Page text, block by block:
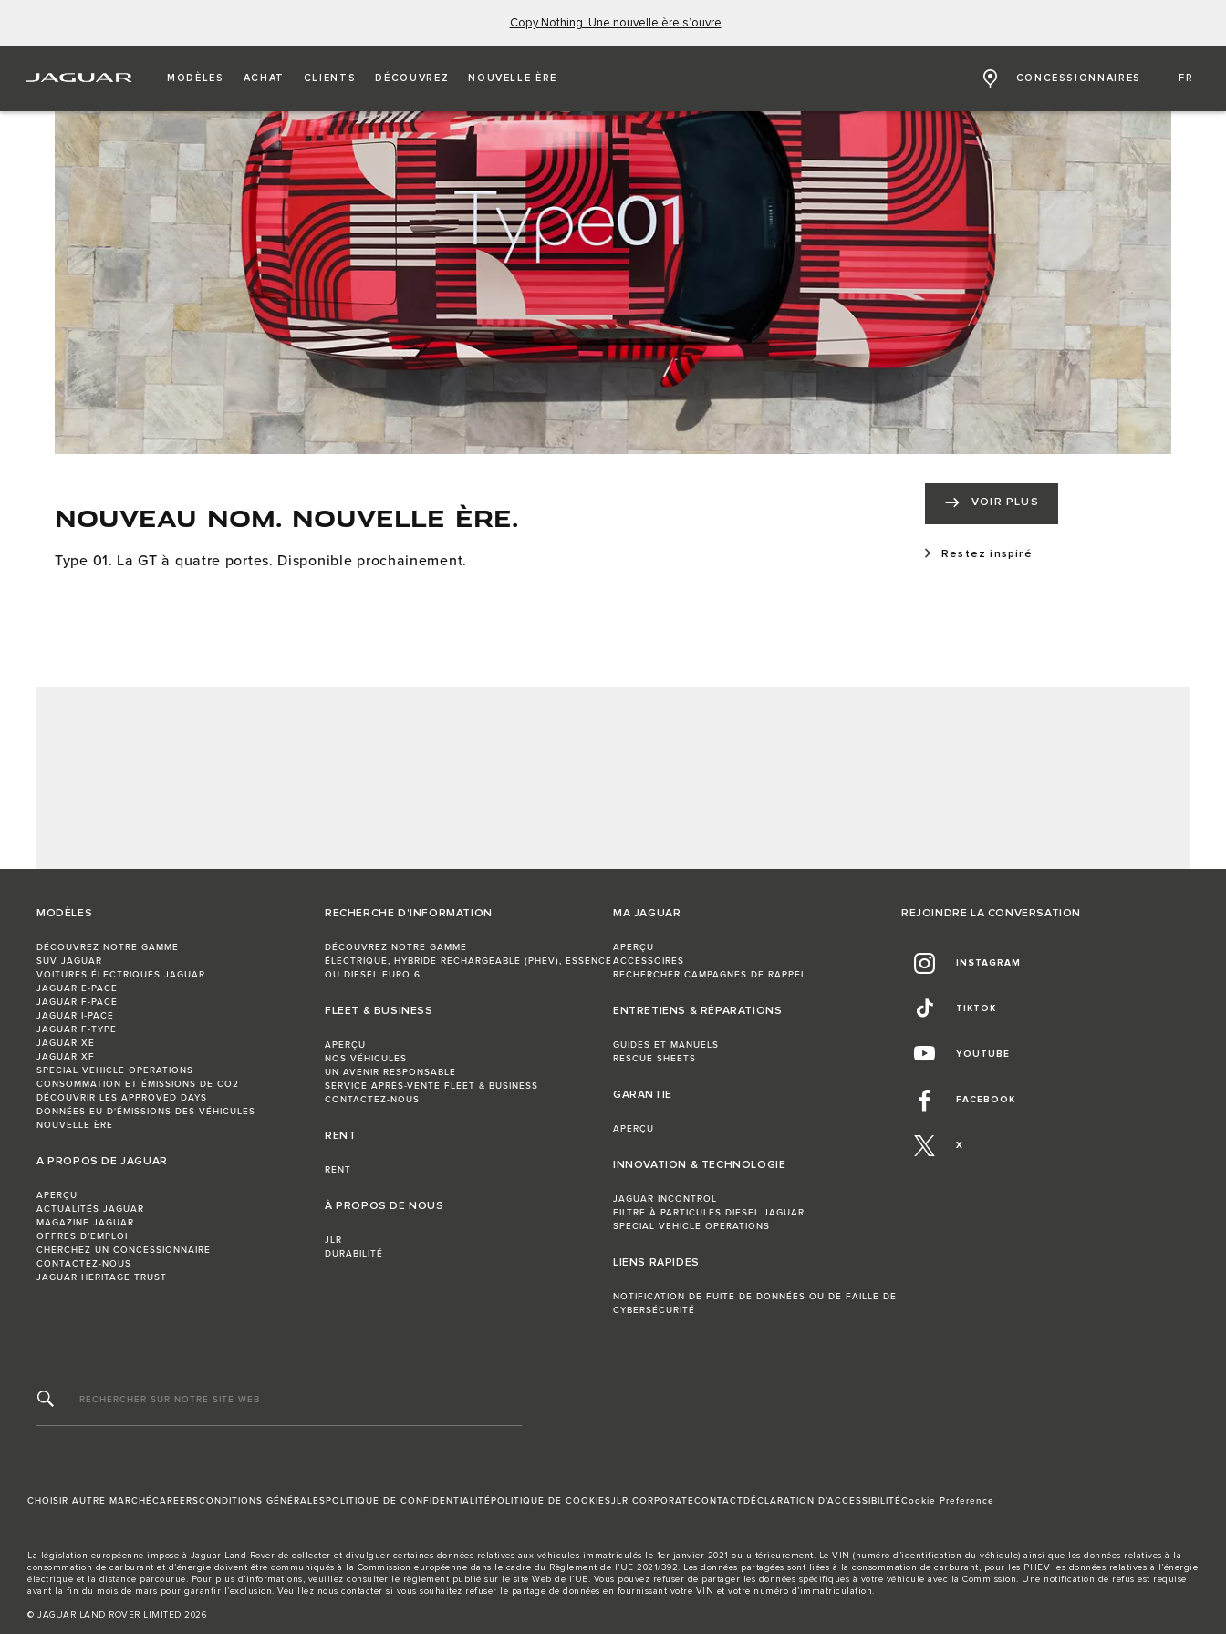
Copy Nothing. Une nouvelle ère s’ouvre
MODÈLES ACHAT CLIENTS DÉCOUVREZ NOUVELLE ÈRE CONCESSIONNAIRES FR
NOUVEAU NOM. NOUVELLE ÈRE.
Type 01. La GT à quatre portes. Disponible prochainement.
VOIR PLUS
Restez inspiré
MODÈLES
DÉCOUVREZ NOTRE GAMME
SUV JAGUAR
VOITURES ÉLECTRIQUES JAGUAR
JAGUAR E-PACE
JAGUAR F-PACE
JAGUAR I‑PACE
JAGUAR F‑TYPE
JAGUAR XE
JAGUAR XF
SPECIAL VEHICLE OPERATIONS
CONSOMMATION ET ÉMISSIONS DE CO2
DÉCOUVRIR LES APPROVED DAYS
DONNÉES EU D'ÉMISSIONS DES VÉHICULES
NOUVELLE ÈRE
A PROPOS DE JAGUAR
APERÇU
ACTUALITÉS JAGUAR
MAGAZINE JAGUAR
OFFRES D’EMPLOI
CHERCHEZ UN CONCESSIONNAIRE
CONTACTEZ-NOUS
JAGUAR HERITAGE TRUST
RECHERCHE D'INFORMATION
DÉCOUVREZ NOTRE GAMME
ÉLECTRIQUE, HYBRIDE RECHARGEABLE (PHEV), ESSENCE
OU DIESEL EURO 6
FLEET & BUSINESS
APERÇU
NOS VÉHICULES
UN AVENIR RESPONSABLE
SERVICE APRÈS-VENTE FLEET & BUSINESS
CONTACTEZ-NOUS
RENT
RENT
À PROPOS DE NOUS
JLR
DURABILITÉ
MA JAGUAR
APERÇU
ACCESSOIRES
RECHERCHER CAMPAGNES DE RAPPEL
ENTRETIENS & RÉPARATIONS
GUIDES ET MANUELS
RESCUE SHEETS
GARANTIE
APERÇU
INNOVATION & TECHNOLOGIE
JAGUAR INCONTROL
FILTRE À PARTICULES DIESEL JAGUAR
SPECIAL VEHICLE OPERATIONS
LIENS RAPIDES
NOTIFICATION DE FUITE DE DONNÉES OU DE FAILLE DE
CYBERSÉCURITÉ
REJOINDRE LA CONVERSATION
INSTAGRAM
TIKTOK
YOUTUBE
FACEBOOK
X
RECHERCHER SUR NOTRE SITE WEB
CHOISIR AUTRE MARCHÉCAREERSCONDITIONS GÉNÉRALESPOLITIQUE DE CONFIDENTIALITÉPOLITIQUE DE COOKIESJLR CORPORATECONTACTDÉCLARATION D’ACCESSIBILITÉCookie Preference
La législation européenne impose à Jaguar Land Rover de collecter et divulguer certaines données relatives aux véhicules immatriculés le 1er janvier 2021 ou ultérieurement. Le VIN (numéro d’identification du véhicule) ainsi que les données relatives à la
consommation de carburant et d’énergie doivent être communiqués à la Commission européenne dans le cadre du Règlement de l’UE 2021/392. Les données partagées sont liées à la consommation de carburant, pour les PHEV les données relatives à l’énergie
électrique et la distance parcourue. Pour plus d’informations, veuillez consulter le règlement publié sur le site Web de l’UE . Vous pouvez refuser de partager les données spécifiques à votre véhicule avec la Commission. Une notification de refus est requise
avant la fin du mois de mars pour garantir l’exclusion. Veuillez nous contacter si vous souhaitez refuser le partage de données en fournissant votre VIN et votre numéro d’immatriculation.
© JAGUAR LAND ROVER LIMITED 2026